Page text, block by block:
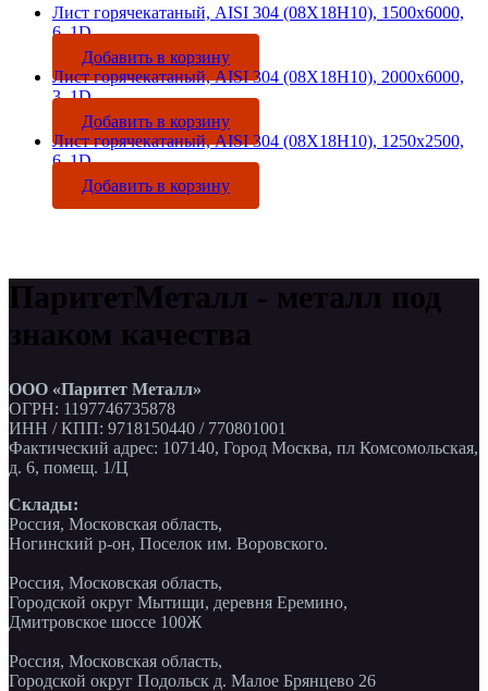
Лист горячекатаный, AISI 304 (08Х18Н10), 1500х6000,
6, 1D
Добавить в корзину
Лист горячекатаный, AISI 304 (08Х18Н10), 2000х6000,
3, 1D
Добавить в корзину
Лист горячекатаный, AISI 304 (08Х18Н10), 1250х2500,
6, 1D
Добавить в корзину
ПаритетМеталл - металл под
знаком качества
ООО «Паритет Металл»
ОГРН: 1197746735878
ИНН / КПП: 9718150440 / 770801001
Фактический адрес: 107140, Город Москва, пл Комсомольская,
д. 6, помещ. 1/Ц
Склады:
Россия, Московская область,
Ногинский р-он, Поселок им. Воровского.
Россия, Московская область,
Городской округ Мытищи, деревня Еремино,
Дмитровское шоссе 100Ж
Россия, Московская область,
Городской округ Подольск д. Малое Брянцево 26